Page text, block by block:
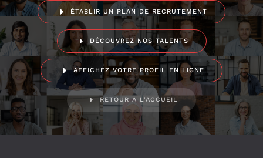
ÉTABLIR UN PLAN DE RECRUTEMENT
DÉCOUVREZ NOS TALENTS
AFFICHEZ VOTRE PROFIL EN LIGNE
RETOUR À L'ACCUEIL